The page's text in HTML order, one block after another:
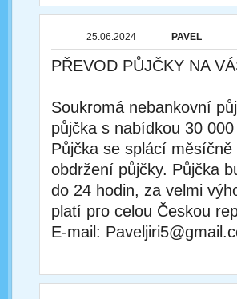
25.06.2024 PAVEL
PŘEVOD PŮJČKY NA
Soukromá nebankovní
půjčka s nabídkou 30
Půjčka se splácí
obdržení půjčky. Půjčka
do 24 hodin, za velmi
platí pro celou Českou
E-mail: